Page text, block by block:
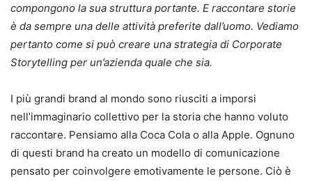
compongono la sua struttura portante. E raccontare storie
è da sempre una delle attività preferite dall’uomo. Vediamo
pertanto come si può creare una strategia di Corporate
Storytelling per un’azienda quale che sia.
I più grandi brand al mondo sono riusciti a imporsi
nell’immaginario collettivo per la storia che hanno voluto
raccontare. Pensiamo alla Coca Cola o alla Apple. Ognuno
di questi brand ha creato un modello di comunicazione
pensato per coinvolgere emotivamente le persone. Ciò è